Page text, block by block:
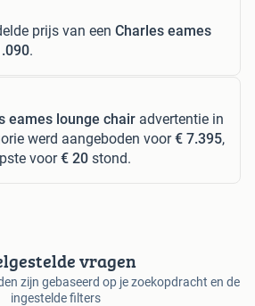
prijs van een Charles eames
.
eames lounge chair advertentie in
werd aangeboden voor€ 7.395,
voor€ 20 stond.
vragen
zijn gebaseerd op je zoekopdracht en de
ingestelde filters